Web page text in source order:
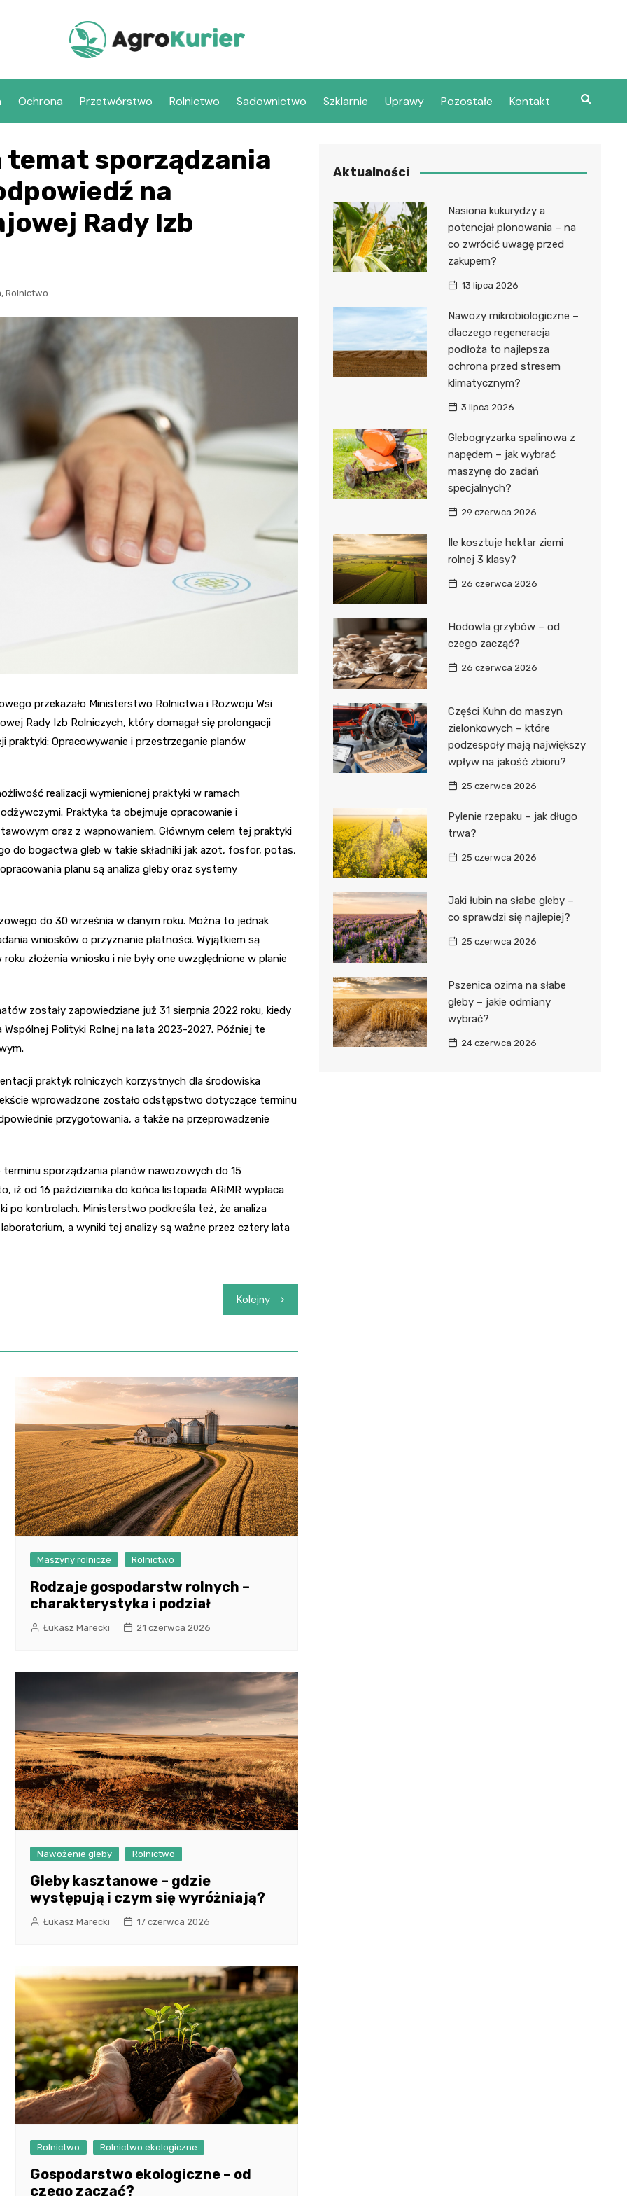
Ochrona Przetwórstwo Rolnictwo Sadownictwo Szklarnie Uprawy Pozostałe Kontakt
temat sporządzania
na
Rady Izb
, Rolnictwo
przekazało Ministerstwo Rolnictwa i Rozwoju Wsi
Rady Izb Rolniczych, który domagał się prolongacji
praktyki: Opracowywanie i przestrzeganie planów
realizacji wymienionej praktyki w ramach
Praktyka ta obejmuje opracowanie i
oraz z wapnowaniem. Głównym celem tej praktyki
do bogactwa gleb w takie składniki jak azot, fosfor, potas,
planu są analiza gleby oraz systemy
do 30 września w danym roku. Można to jednak
wniosków o przyznanie płatności. Wyjątkiem są
złożenia wniosku i nie były one uwzględnione w planie
zostały zapowiedziane już 31 sierpnia 2022 roku, kiedy
Polityki Rolnej na lata 2023-2027. Później te
praktyk rolniczych korzystnych dla środowiska
wprowadzone zostało odstępstwo dotyczące terminu
przygotowania, a także na przeprowadzenie
sporządzania planów nawozowych do 15
iż od 16 października do końca listopada ARiMR wypłaca
po kontrolach. Ministerstwo podkreśla też, że analiza
a wyniki tej analizy są ważne przez cztery lata
Kolejny
Maszyny rolnicze Rolnictwo
Rodzaje gospodarstw rolnych –
charakterystyka i podział
Łukasz Marecki 21 czerwca 2026
Nawożenie gleby Rolnictwo
Gleby kasztanowe – gdzie
występują i czym się wyróżniają?
Łukasz Marecki 17 czerwca 2026
Rolnictwo Rolnictwo ekologiczne
Gospodarstwo ekologiczne – od
czego zacząć?
Aktualności
Nasiona kukurydzy a
potencjał plonowania – na
co zwrócić uwagę przed
zakupem?
13 lipca 2026
Nawozy mikrobiologiczne –
dlaczego regeneracja
podłoża to najlepsza
ochrona przed stresem
klimatycznym?
3 lipca 2026
Glebogryzarka spalinowa z
napędem – jak wybrać
maszynę do zadań
specjalnych?
29 czerwca 2026
Ile kosztuje hektar ziemi
rolnej 3 klasy?
26 czerwca 2026
Hodowla grzybów – od
czego zacząć?
26 czerwca 2026
Części Kuhn do maszyn
zielonkowych – które
podzespoły mają największy
wpływ na jakość zbioru?
25 czerwca 2026
Pylenie rzepaku – jak długo
trwa?
25 czerwca 2026
Jaki łubin na słabe gleby –
co sprawdzi się najlepiej?
25 czerwca 2026
Pszenica ozima na słabe
gleby – jakie odmiany
wybrać?
24 czerwca 2026